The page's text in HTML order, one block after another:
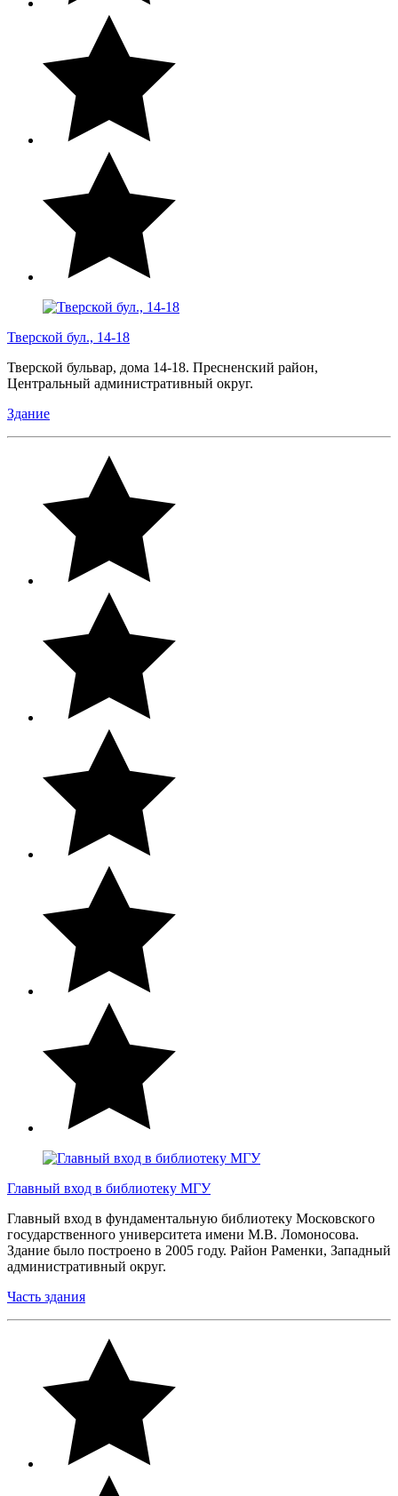
Тверской бул., 14-18
Тверской бульвар, дома 14-18. Пресненский район,
Центральный административный округ.
Здание
Главный вход в библиотеку МГУ
Главный вход в фундаментальную библиотеку Московского
государственного университета имени М.В. Ломоносова.
Здание было построено в 2005 году. Район Раменки, Западный
административный округ.
Часть здания